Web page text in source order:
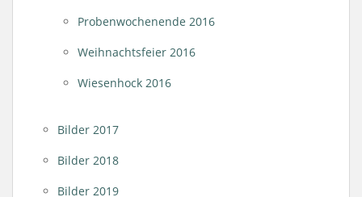
Probenwochenende 2016
Weihnachtsfeier 2016
Wiesenhock 2016
Bilder 2017
Bilder 2018
Bilder 2019